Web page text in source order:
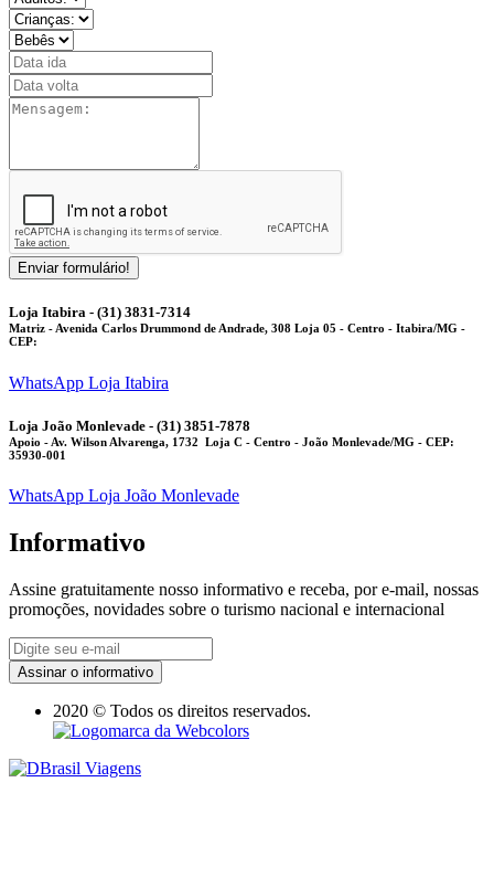
Enviar formulário!
Loja Itabira - (31) 3831-7314
Matriz - Avenida Carlos Drummond de Andrade, 308 Loja 05 - Centro - Itabira/MG -
CEP:
WhatsApp Loja Itabira
Loja João Monlevade - (31) 3851-7878
Apoio - Av. Wilson Alvarenga, 1732 Loja C - Centro - João Monlevade/MG - CEP:
35930-001
WhatsApp Loja João Monlevade
Informativo
Assine gratuitamente nosso informativo e receba, por e-mail, nossas
promoções, novidades sobre o turismo nacional e internacional
Assinar o informativo
2020 © Todos os direitos reservados.